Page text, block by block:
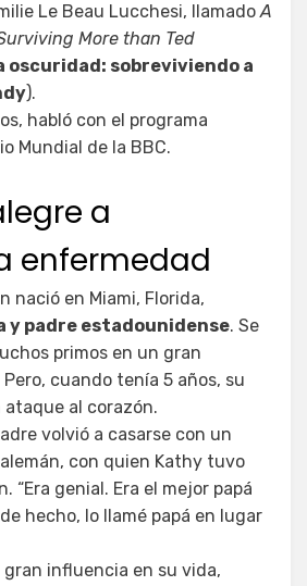
Le Beau Lucchesi, llamadoA
More than Ted
oscuridad: sobreviviendo a
).
habló con el programa
Mundial de la BBC.
a
enfermedad
nació en Miami, Florida,
y padre estadounidense. Se
primos en un gran
cuando tenía 5 años, su
al corazón.
volvió a casarse con un
con quien Kathy tuvo
“Era genial. Era el mejor papá
hecho, lo llamé papá en lugar
influencia en su vida,